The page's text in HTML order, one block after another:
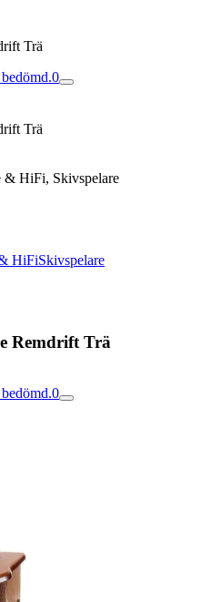
Trä
0
Trä
& HiFi, Skivspelare
HiFiSkivspelare
Remdrift Trä
0